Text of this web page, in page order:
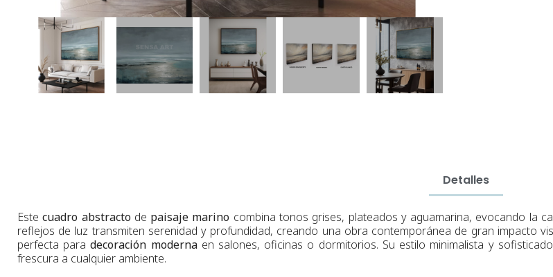
Detalles
Estecuadro abstractode paisaje marino combina tonos grises, plateados y aguamarina, evocando la
reflejos de luz transmiten serenidad y profundidad, creando una obra contemporánea de gran impacto
perfecta paradecoración modernaen salones, oficinas o dormitorios. Su estilo minimalista y
frescura a cualquier ambiente.